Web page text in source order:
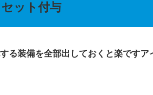
ット付与
る装備を全部出しておくと楽です